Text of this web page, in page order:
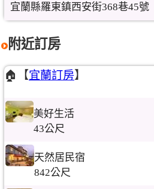
宜蘭縣羅東鎮西安街368巷45號
附近訂房
🏠【宜蘭訂房】
美好生活
43公尺
天然居民宿
842公尺